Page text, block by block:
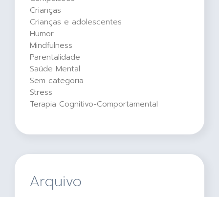
Crianças
Crianças e adolescentes
Humor
Mindfulness
Parentalidade
Saúde Mental
Sem categoria
Stress
Terapia Cognitivo-Comportamental
Arquivo